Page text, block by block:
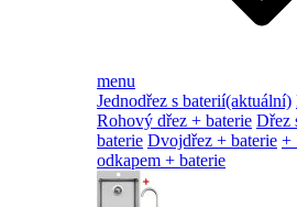
menu
Jednodřez s baterií(aktuální)
Rohový dřez + baterie Dřez
baterie Dvojdřez + baterie +
odkapem + baterie